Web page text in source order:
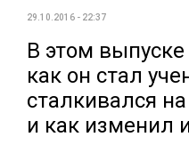
29.10.2016 - 22:37
В этом
как он стал
сталкивался
и как изменил